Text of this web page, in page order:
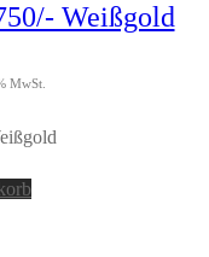
Weißgold
MwSt.